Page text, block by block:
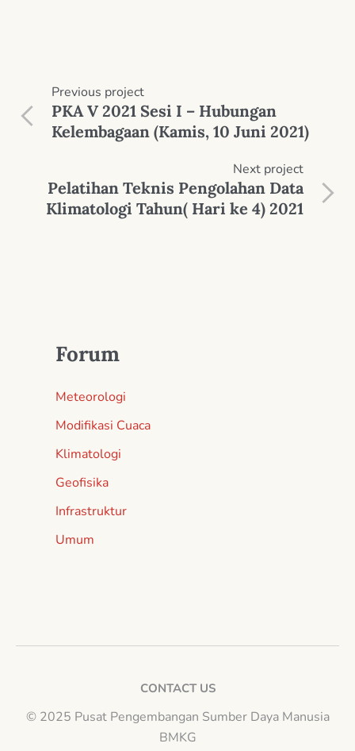
Previous project
PKA V 2021 Sesi I – Hubungan
Kelembagaan (Kamis, 10 Juni 2021)
Next project
Pelatihan Teknis Pengolahan Data
Klimatologi Tahun( Hari ke 4) 2021
Forum
Meteorologi
Modifikasi Cuaca
Klimatologi
Geofisika
Infrastruktur
Umum
CONTACT US
© 2025 Pusat Pengembangan Sumber Daya Manusia
BMKG